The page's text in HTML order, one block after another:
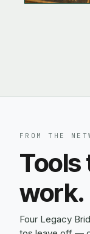
FROM THE
Tools
work.
Four Legacy